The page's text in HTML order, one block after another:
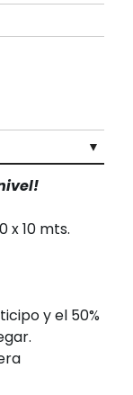
x 10 mts.
y el 50%